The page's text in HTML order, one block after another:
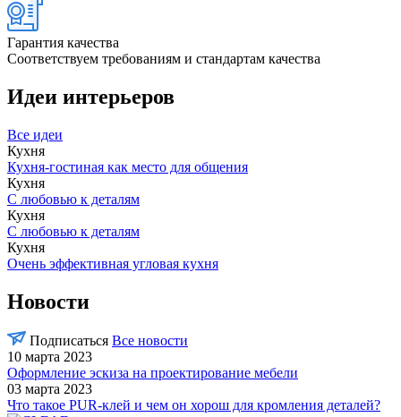
Гарантия качества
Соответствуем требованиям и стандартам качества
Идеи интерьеров
Все идеи
Кухня
Кухня-гостиная как место для общения
Кухня
С любовью к деталям
Кухня
С любовью к деталям
Кухня
Очень эффективная угловая кухня
Новости
Подписаться Все новости
10 марта 2023
Оформление эскиза на проектирование мебели
03 марта 2023
Что такое PUR-клей и чем он хорош для кромления деталей?